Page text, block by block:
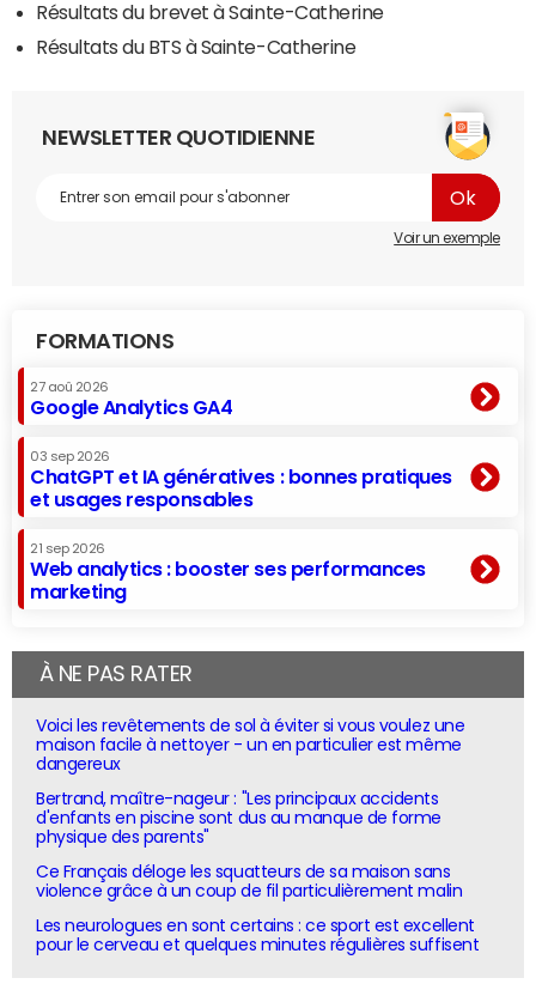
Résultats du brevet à Sainte-Catherine
Résultats du BTS à Sainte-Catherine
NEWSLETTER QUOTIDIENNE
Voir un exemple
FORMATIONS
27 aoû 2026
Google Analytics GA4
03 sep 2026
ChatGPT et IA génératives : bonnes pratiques
et usages responsables
21 sep 2026
Web analytics : booster ses performances
marketing
À NE PAS RATER
Voici les revêtements de sol à éviter si vous voulez une
maison facile à nettoyer - un en particulier est même
dangereux
Bertrand, maître-nageur : "Les principaux accidents
d'enfants en piscine sont dus au manque de forme
physique des parents"
Ce Français déloge les squatteurs de sa maison sans
violence grâce à un coup de fil particulièrement malin
Les neurologues en sont certains : ce sport est excellent
pour le cerveau et quelques minutes régulières suffisent